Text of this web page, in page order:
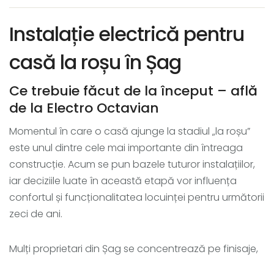
Instalație electrică pentru
casă la roșu în Șag
Ce trebuie făcut de la început – află
de la Electro Octavian
Momentul în care o casă ajunge la stadiul „la roșu”
este unul dintre cele mai importante din întreaga
construcție. Acum se pun bazele tuturor instalațiilor,
iar deciziile luate în această etapă vor influența
confortul și funcționalitatea locuinței pentru următorii
zeci de ani.
Mulți proprietari din Șag se concentrează pe finisaje,